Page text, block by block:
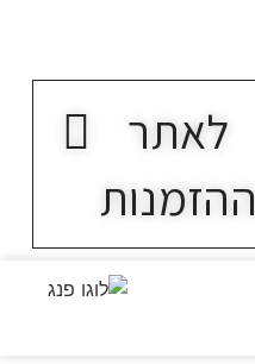
לאתר
ההזמנות